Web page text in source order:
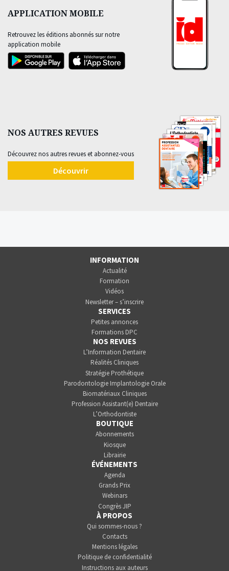
APPLICATION MOBILE
Retrouvez les éditions abonnés sur notre
application mobile
NOS AUTRES REVUES
Découvrez nos autres revues et abonnez-vous
Découvrir
INFORMATION
Actualité
Formation
Vidéos
Newsletter – s’inscrire
SERVICES
Petites annonces
Formations DPC
NOS REVUES
L’Information Dentaire
Réalités Cliniques
Stratégie Prothétique
Parodontologie Implantologie Orale
Biomatériaux Cliniques
Profession Assistant(e) Dentaire
L’Orthodontiste
BOUTIQUE
Abonnements
Kiosque
Librairie
ÉVÉNEMENTS
Agenda
Grands Prix
Webinars
Congrès JIP
À PROPOS
Qui sommes-nous ?
Contacts
Mentions légales
Politique de confidentialité
Instructions aux auteurs